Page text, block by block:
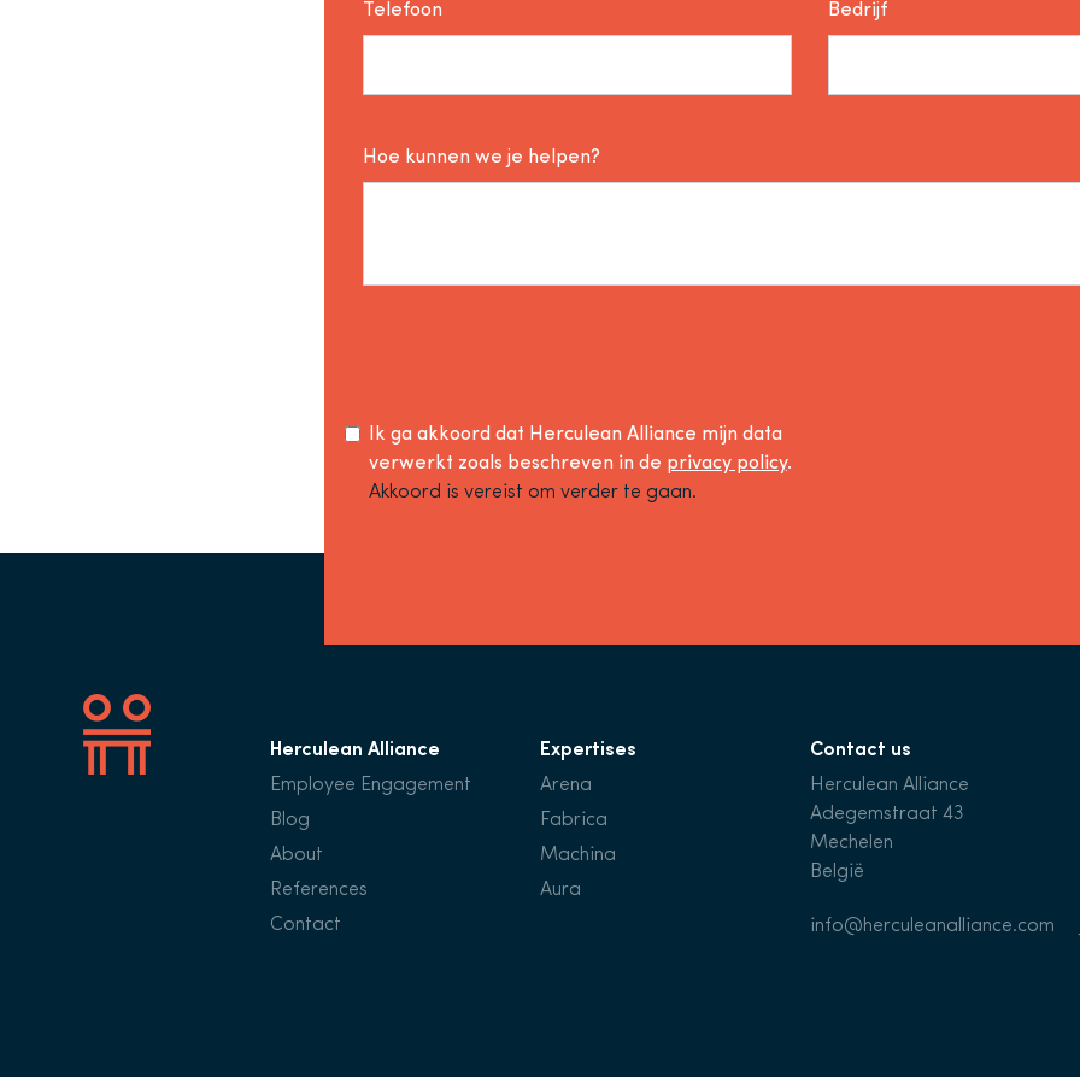
Telefoon Bedrijf
Hoe kunnen we je helpen?
Ik ga akkoord dat Herculean Alliance mijn data
verwerkt zoals beschreven in de privacy policy.
Akkoord is vereist om verder te gaan.
Herculean Alliance
Employee Engagement
Blog
About
References
Contact
Expertises
Arena
Fabrica
Machina
Aura
Contact us
Herculean Alliance
Adegemstraat 43
Mechelen
België
info@herculeanalliance.com